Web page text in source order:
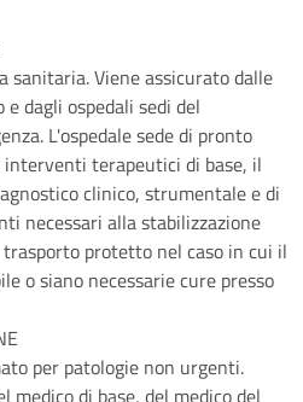
sanitaria. Viene assicurato dalle
dagli ospedali sedi del
L'ospedale sede di pronto
interventi terapeutici di base, il
clinico, strumentale e di
necessari alla stabilizzazione
protetto nel caso in cui il
o siano necessarie cure presso
per patologie non urgenti.
medico di base, del medico del